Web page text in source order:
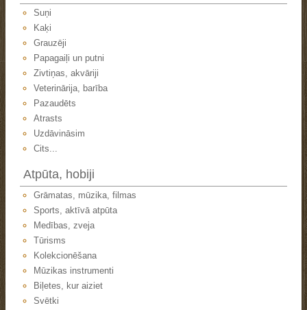
Suņi
Kaķi
Grauzēji
Papagaiļi un putni
Zivtiņas, akvāriji
Veterinārija, barība
Pazaudēts
Atrasts
Uzdāvināsim
Cits...
Atpūta, hobiji
Grāmatas, mūzika, filmas
Sports, aktīvā atpūta
Medības, zveja
Tūrisms
Kolekcionēšana
Mūzikas instrumenti
Biļetes, kur aiziet
Svētki